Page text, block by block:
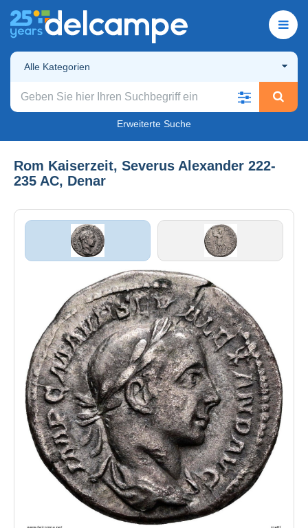
Alle Kategorien
Erweiterte Suche
Rom Kaiserzeit, Severus Alexander 222-
235 AC, Denar